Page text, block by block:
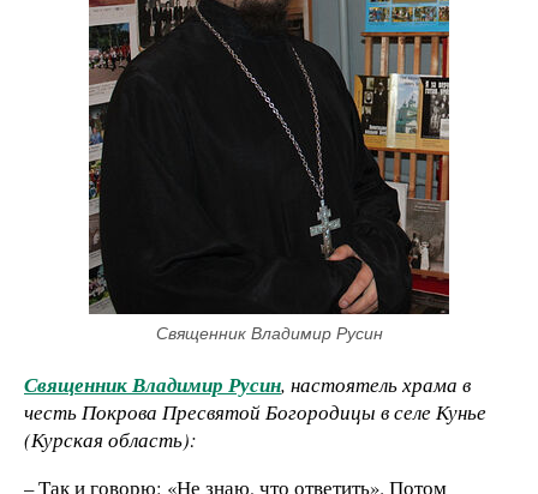
Священник Владимир Русин
Священник Владимир Русин, настоятель храма в
честь Покрова Пресвятой Богородицы в селе Кунье
(Курская область):
– Так и говорю: «Не знаю, что ответить». Потом